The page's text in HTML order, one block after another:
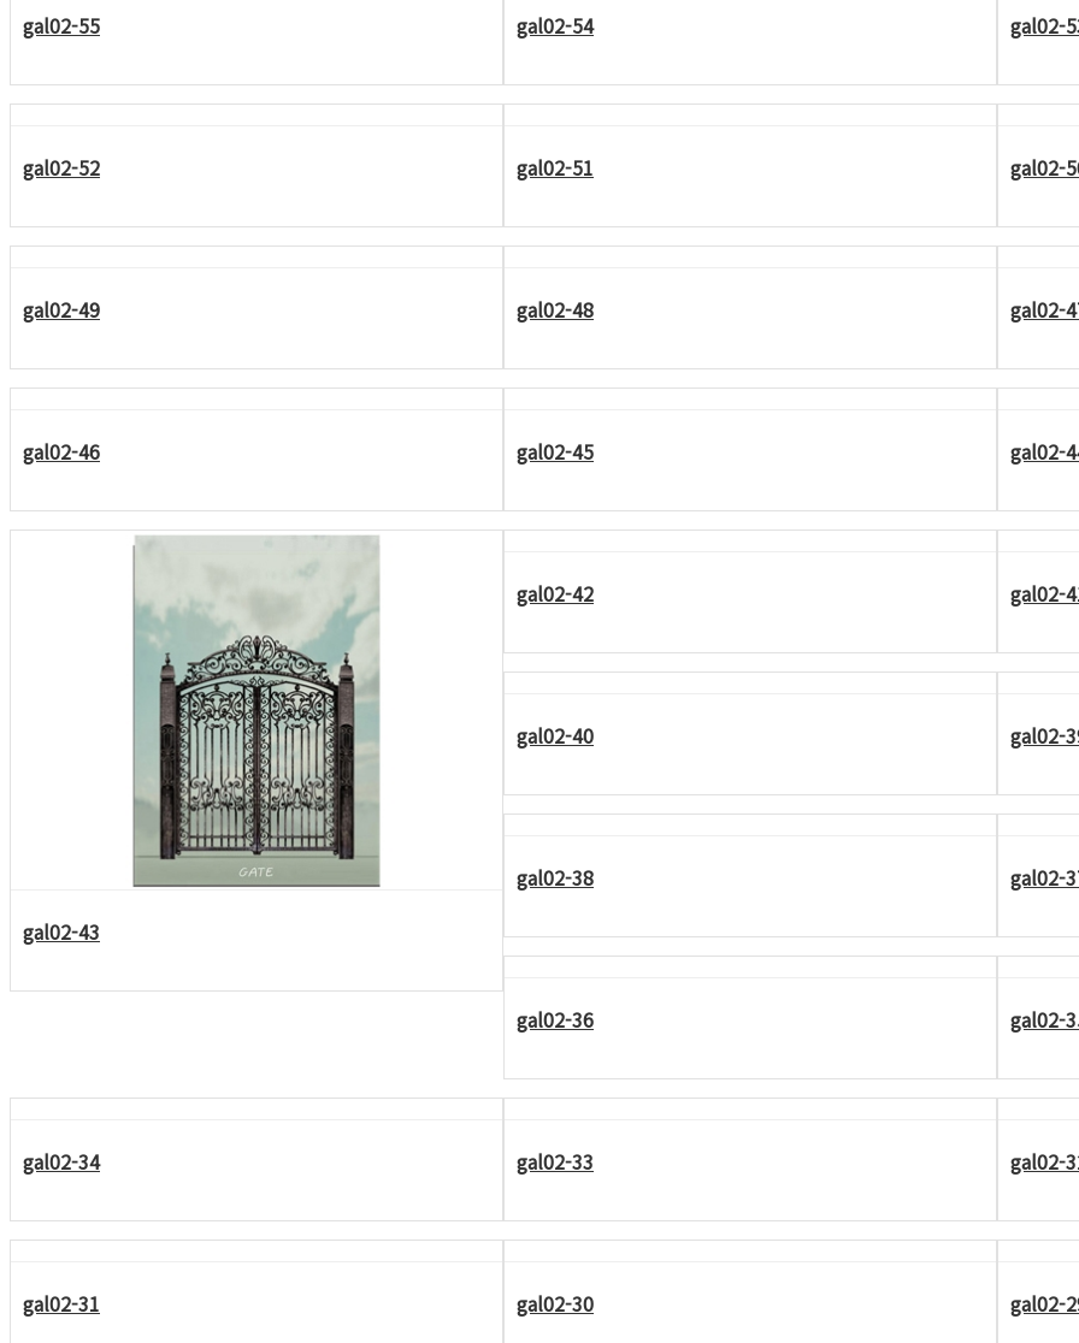
gal02-55 gal02-54 gal02-
gal02-52 gal02-51 gal02-
gal02-49 gal02-48 gal02-
gal02-46 gal02-45 gal02-
gal02-43
gal02-42 gal02-
gal02-40 gal02-
gal02-38 gal02-
gal02-36 gal02-
gal02-34 gal02-33 gal02-
gal02-31 gal02-30 gal02-